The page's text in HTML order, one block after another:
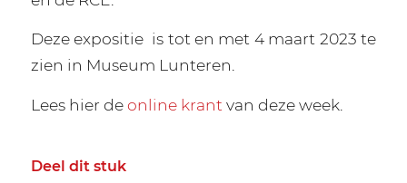
Deze expositie is tot en met 4 maart 2023 te
zien in Museum Lunteren.
Lees hier deonline krant van deze week.
Deel dit stuk